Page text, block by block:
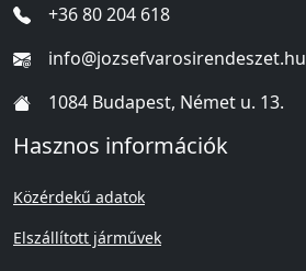
+36 80 204 618
info@jozsefvarosirendeszet.hu
1084 Budapest, Német u. 13.
Hasznos információk
Közérdekű adatok
Elszállított járművek